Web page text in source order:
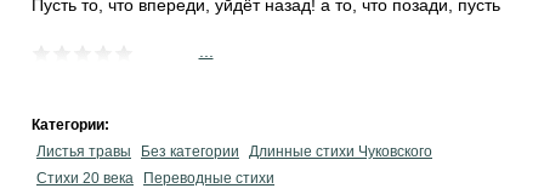
Пусть то, что впереди, уйдёт назад! а то, что позади, пусть
Категории:
Листья травы
Без категории
Длинные стихи Чуковского
Стихи 20 века
Переводные стихи